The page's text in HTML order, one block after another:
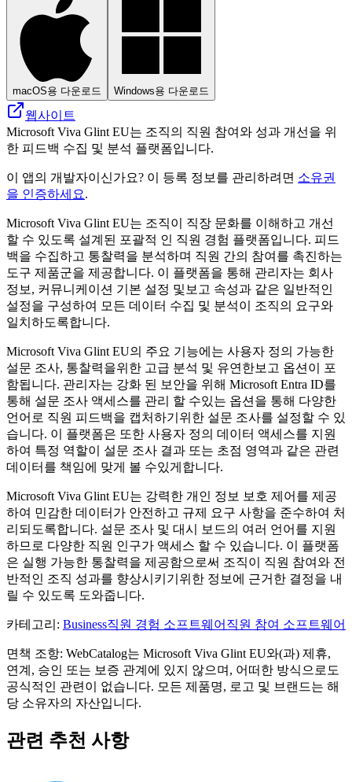
macOS용 다운로드 Windows용 다운로드
웹사이트
Microsoft Viva Glint EU는 조직의 직원 참여와 성과 개선을 위
한 피드백 수집 및 분석 플랫폼입니다.
이 앱의 개발자이신가요? 이 등록 정보를 관리하려면 소유권
을 인증하세요.
Microsoft Viva Glint EU는 조직이 직장 문화를 이해하고 개선
할 수 있도록 설계된 포괄적 인 직원 경험 플랫폼입니다. 피드
백을 수집하고 통찰력을 분석하며 직원 간의 참여를 촉진하는
도구 제품군을 제공합니다. 이 플랫폼을 통해 관리자는 회사
정보, 커뮤니케이션 기본 설정 및보고 속성과 같은 일반적인
설정을 구성하여 모든 데이터 수집 및 분석이 조직의 요구와
일치하도록합니다.
Microsoft Viva Glint EU의 주요 기능에는 사용자 정의 가능한
설문 조사, 통찰력을위한 고급 분석 및 유연한보고 옵션이 포
함됩니다. 관리자는 강화 된 보안을 위해 Microsoft Entra ID를
통해 설문 조사 액세스를 관리 할 수있는 옵션을 통해 다양한
언어로 직원 피드백을 캡처하기위한 설문 조사를 설정할 수 있
습니다. 이 플랫폼은 또한 사용자 정의 데이터 액세스를 지원
하여 특정 역할이 설문 조사 결과 또는 초점 영역과 같은 관련
데이터를 책임에 맞게 볼 수있게합니다.
Microsoft Viva Glint EU는 강력한 개인 정보 보호 제어를 제공
하여 민감한 데이터가 안전하고 규제 요구 사항을 준수하여 처
리되도록합니다. 설문 조사 및 대시 보드의 여러 언어를 지원
하므로 다양한 직원 인구가 액세스 할 수 있습니다. 이 플랫폼
은 실행 가능한 통찰력을 제공함으로써 조직이 직원 참여와 전
반적인 조직 성과를 향상시키기위한 정보에 근거한 결정을 내
릴 수 있도록 도와줍니다.
카테고리 : Business직원 경험 소프트웨어 직원 참여 소프트웨어
면책 조항: WebCatalog는 Microsoft Viva Glint EU와(과) 제휴,
연계, 승인 또는 보증 관계에 있지 않으며, 어떠한 방식으로도
공식적인 관련이 없습니다. 모든 제품명, 로고 및 브랜드는 해
당 소유자의 자산입니다.
관련 추천 사항